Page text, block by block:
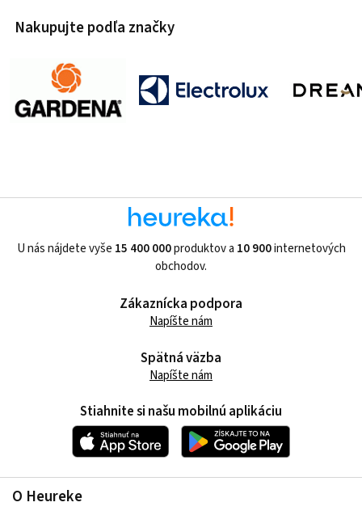
Nakupujte podľa značky
U nás nájdete vyše 15 400 000produktov a 10 900internetových
obchodov.
O Heureke
Zákaznícka podpora
Napíšte nám
Spätná väzba
Napíšte nám
Stiahnite si našu mobilnú aplikáciu